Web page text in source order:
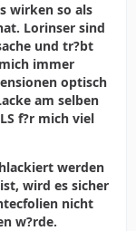
wirken so als
Lorinser sind
und tr?bt
immer
optisch
am selben
f?r mich viel
werden
wird es sicher
nicht
w?rde.